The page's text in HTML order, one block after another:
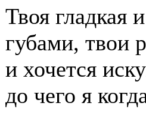
Твоя гладкая
губами, твои
и хочется
до чего я